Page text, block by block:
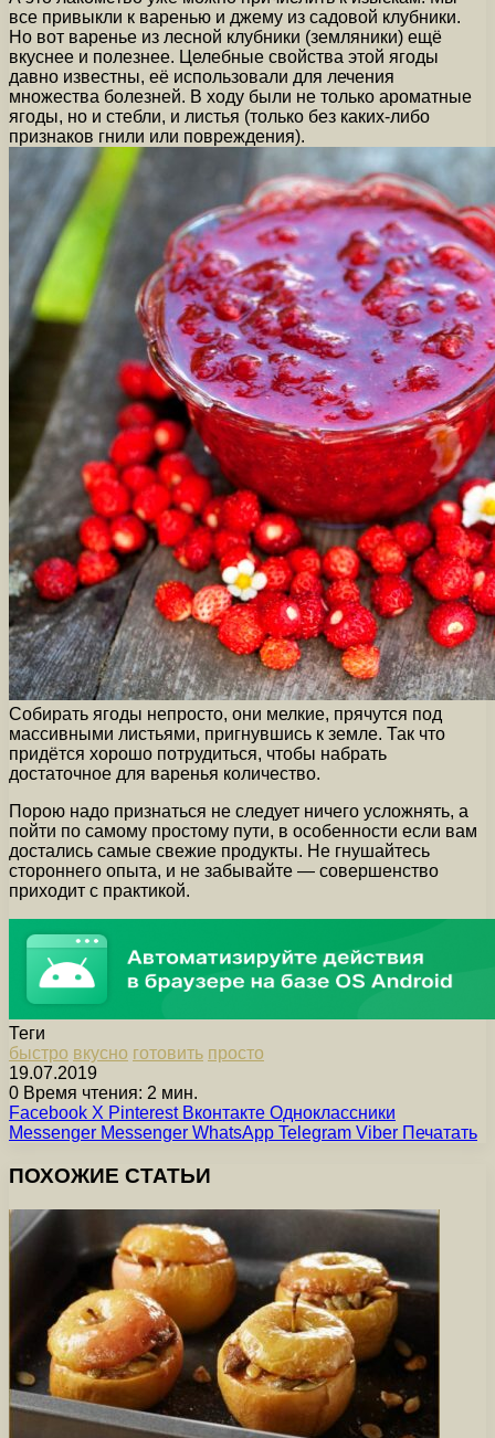
все привыкли к варенью и джему из садовой клубники.
Но вот варенье из лесной клубники (земляники) ещё
вкуснее и полезнее. Целебные свойства этой ягоды
давно известны, её использовали для лечения
множества болезней. В ходу были не только ароматные
ягоды, но и стебли, и листья (только без каких-либо
признаков гнили или повреждения).
Собирать ягоды непросто, они мелкие, прячутся под
массивными листьями, пригнувшись к земле. Так что
придётся хорошо потрудиться, чтобы набрать
достаточное для варенья количество.
Порою надо признаться не следует ничего усложнять, а
пойти по самому простому пути, в особенности если вам
достались самые свежие продукты. Не гнушайтесь
стороннего опыта, и не забывайте — совершенство
приходит с практикой.
Теги
быстро вкусно готовить просто
19.07.2019
0 Время чтения: 2 мин.
Facebook X Pinterest Вконтакте Одноклассники
Messenger Messenger WhatsApp Telegram Viber Печатать
ПОХОЖИЕ СТАТЬИ